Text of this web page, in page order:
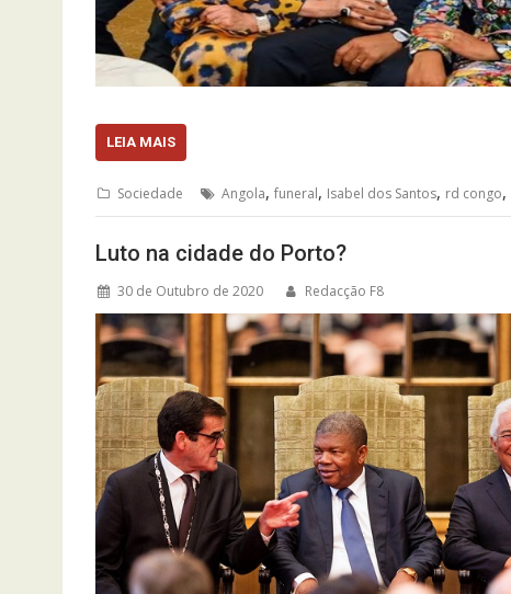
LEIA MAIS
Sociedade Angola, funeral, Isabel dos Santos, rd congo,
Luto na cidade do Porto?
30 de Outubro de 2020 Redacção F8